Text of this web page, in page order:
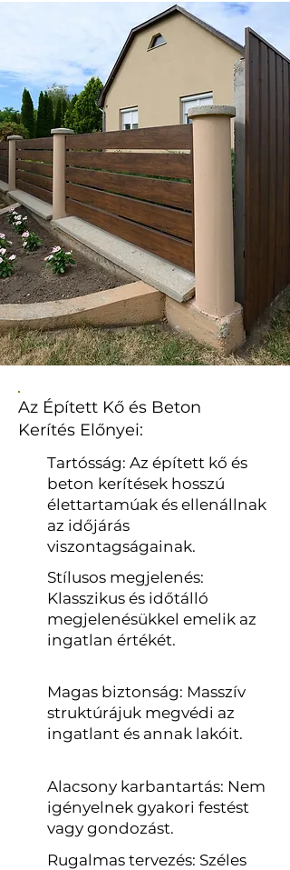
Az Épített Kő és Beton
Kerítés Előnyei:
Tartósság: Az épített kő és
beton kerítések hosszú
élettartamúak és ellenállnak
az időjárás
viszontagságainak.
Stílusos megjelenés:
Klasszikus és időtálló
megjelenésükkel emelik az
ingatlan értékét.
Magas biztonság: Masszív
struktúrájuk megvédi az
ingatlant és annak lakóit.
Alacsony karbantartás: Nem
igényelnek gyakori festést
vagy gondozást.
Rugalmas tervezés: Széles